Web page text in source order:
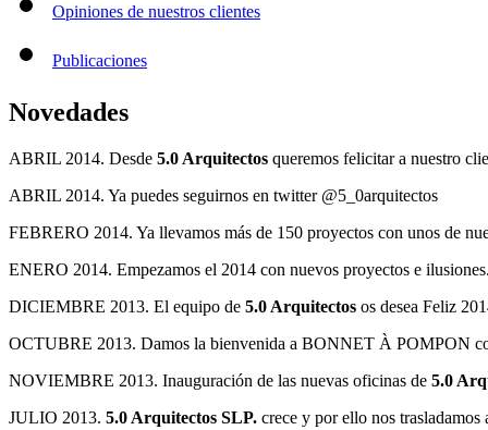
Opiniones de nuestros clientes
Publicaciones
Novedades
ABRIL 2014. Desde 5.0 Arquitectos queremos felicitar a nuestro
ABRIL 2014. Ya puedes seguirnos en twitter @5_0arquitectos
FEBRERO 2014. Ya llevamos más de 150 proyectos con unos de
ENERO 2014. Empezamos el 2014 con nuevos proyectos e
DICIEMBRE 2013. El equipo de 5.0 Arquitectos os desea Feliz
OCTUBRE 2013. Damos la bienvenida a BONNET À POMPON
NOVIEMBRE 2013. Inauguración de las nuevas oficinas de 5.0
JULIO 2013. 5.0 Arquitectos SLP. crece y por ello nos